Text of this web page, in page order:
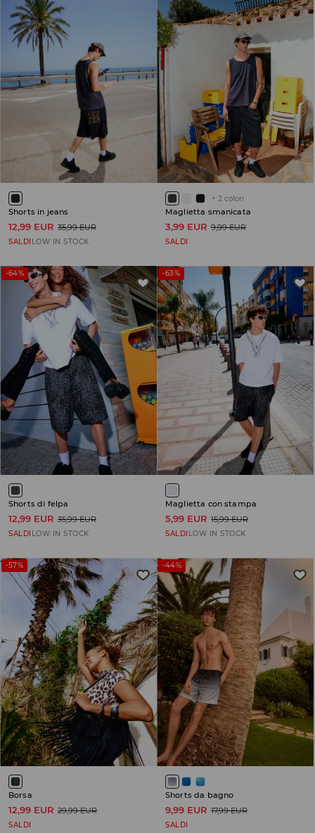
Shorts in jeans
12,99 EUR 35,99 EUR
SALDI LOW IN STOCK
+ 2 colori
Maglietta smanicata
3,99 EUR 9,99 EUR
SALDI
-64%
Shorts di felpa
12,99 EUR 35,99 EUR
SALDI LOW IN STOCK
-63%
Maglietta con stampa
5,99 EUR 15,99 EUR
SALDI LOW IN STOCK
-57%
Borsa
12,99 EUR 29,99 EUR
SALDI
-44%
Shorts da bagno
9,99 EUR 17,99 EUR
SALDI